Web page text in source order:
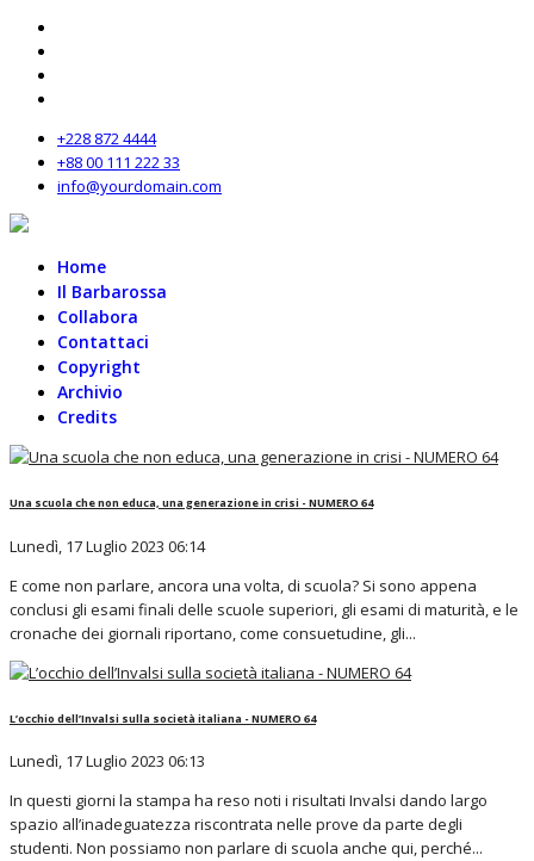
+228 872 4444
+88 00 111 222 33
info@yourdomain.com
Home
Il Barbarossa
Collabora
Contattaci
Copyright
Archivio
Credits
Una scuola che non educa, una generazione in crisi - NUMERO 64
Lunedì, 17 Luglio 2023 06:14
E come non parlare, ancora una volta, di scuola? Si sono appena
conclusi gli esami finali delle scuole superiori, gli esami di maturità, e le
cronache dei giornali riportano, come consuetudine, gli...
L’occhio dell’Invalsi sulla società italiana - NUMERO 64
Lunedì, 17 Luglio 2023 06:13
In questi giorni la stampa ha reso noti i risultati Invalsi dando largo
spazio all’inadeguatezza riscontrata nelle prove da parte degli
studenti. Non possiamo non parlare di scuola anche qui, perché...